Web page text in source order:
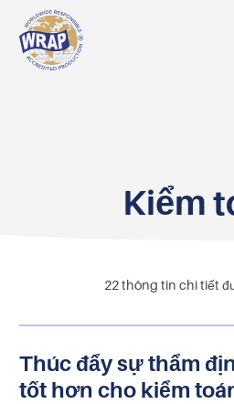
Kiểm
22 thông tin chi tiết
Thúc đẩy sự thẩm
tốt hơn cho kiểm